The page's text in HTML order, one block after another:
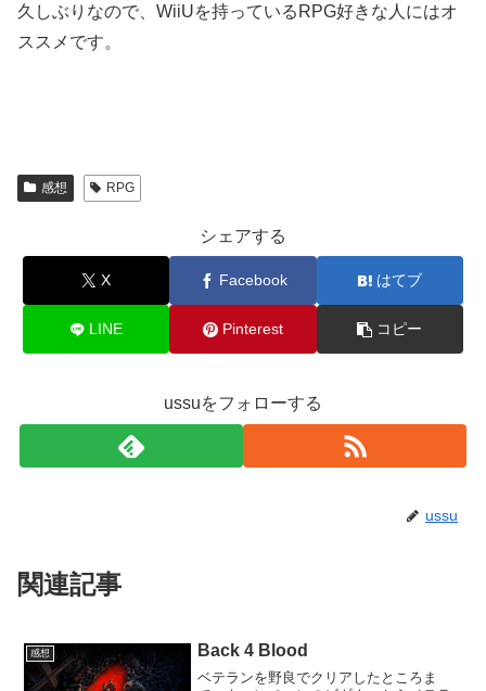
久しぶりなので、WiiUを持っているRPG好きな人にはオ
ススメです。
感想 RPG
シェアする
X Facebook はてブ
LINE Pinterest コピー
ussuをフォローする
ussu
関連記事
感想 Back 4 Blood
ベテランを野良でクリアしたところま